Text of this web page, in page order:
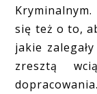
się też o to,
jakie
zresztą